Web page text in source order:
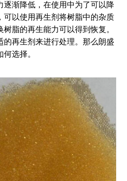
逐渐降低，在使用中为了可以降
可以使用再生剂将树脂中的杂质
脂的再生能力可以得到恢复。
的再生剂来进行处理。那么朗盛
选择。